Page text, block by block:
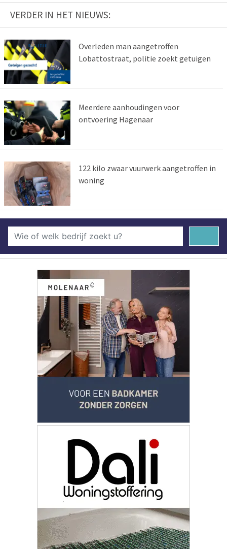
VERDER IN HET NIEUWS:
Overleden man aangetroffen
Lobattostraat, politie zoekt getuigen
Meerdere aanhoudingen voor
ontvoering Hagenaar
122 kilo zwaar vuurwerk aangetroffen in
woning